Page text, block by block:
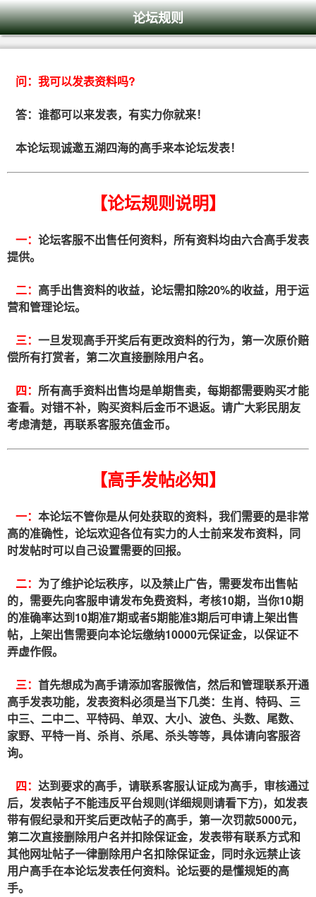
论坛规则
问： 我可以发表资料吗?
答：谁都可以来发表，有实力你就来！
本论坛现诚邀五湖四海的高手来本论坛发表！
【论坛规则说明】
一： 论坛客服不出售任何资料，所有资料均由六合高手发表
提供。
二： 高手出售资料的收益，论坛需扣除20%的收益，用于运
营和管理论坛。
三： 一旦发现高手开奖后有更改资料的行为，第一次原价赔
偿所有打赏者，第二次直接删除用户名。
四： 所有高手资料出售均是单期售卖，每期都需要购买才能
查看。对错不补，购买资料后金币不退返。请广大彩民朋友
考虑清楚，再联系客服充值金币。
【高手发帖必知】
一： 本论坛不管你是从何处获取的资料，我们需要的是非常
高的准确性，论坛欢迎各位有实力的人士前来发布资料，同
时发帖时可以自己设置需要的回报。
二： 为了维护论坛秩序，以及禁止广告，需要发布出售帖
的，需要先向客服申请发布免费资料，考核10期，当你10期
的准确率达到10期准7期或者5期能准3期后可申请上架出售
帖，上架出售需要向本论坛缴纳10000元保证金，以保证不
弄虚作假。
三： 首先想成为高手请添加客服微信，然后和管理联系开通
高手发表功能，发表资料必须是当下几类：生肖、特码、三
中三、二中二、平特码、单双、大小、波色、头数、尾数、
家野、平特一肖、杀肖、杀尾、杀头等等，具体请向客服咨
询。
四： 达到要求的高手，请联系客服认证成为高手，审核通过
后，发表帖子不能违反平台规则(详细规则请看下方)，如发表
带有假纪录和开奖后更改帖子的高手，第一次罚款5000元，
第二次直接删除用户名并扣除保证金，发表带有联系方式和
其他网址帖子一律删除用户名扣除保证金，同时永远禁止该
用户高手在本论坛发表任何资料。论坛要的是懂规矩的高
手。